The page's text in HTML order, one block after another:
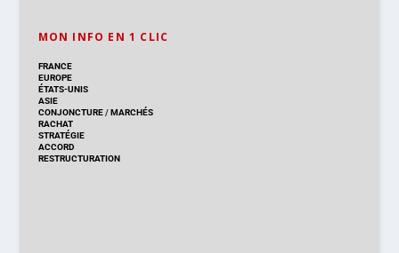
MON INFO EN 1 CLIC
FRANCE
EUROPE
ÉTATS-UNIS
ASIE
CONJONCTURE/MARCHÉS
RACHAT
STRATÉGIE
ACCORD
RESTRUCTURATION